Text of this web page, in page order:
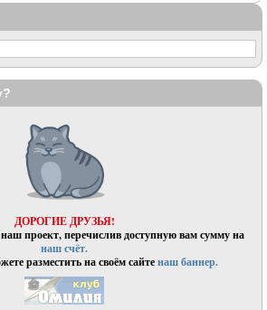
ДОРОГИЕ ДРУЗЬЯ!
проект, перечислив доступную вам сумму на
наш счёт.
разместить на своём сайтенаш баннер.